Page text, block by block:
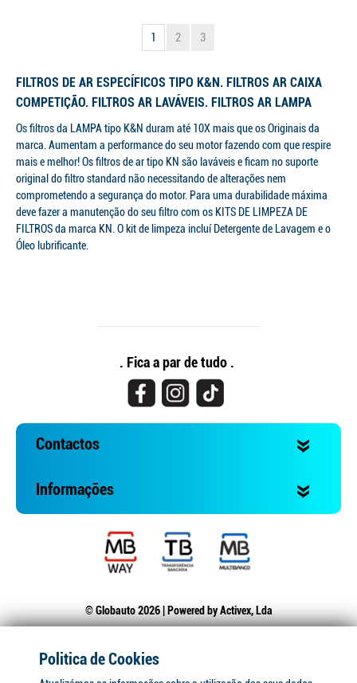
1 2 3
FILTROS DE AR ESPECÍFICOS TIPO K&N. FILTROS AR CAIXA
COMPETIÇÃO. FILTROS AR LAVÁVEIS. FILTROS AR LAMPA
Os filtros da LAMPA tipo K&N duram até 10X mais que os Originais da
marca. Aumentam a performance do seu motor fazendo com que respire
mais e melhor! Os filtros de ar tipo KN são laváveis e ficam no suporte
original do filtro standard não necessitando de alterações nem
comprometendo a segurança do motor. Para uma durabilidade máxima
deve fazer a manutenção do seu filtro com os KITS DE LIMPEZA DE
FILTROS da marca KN. O kit de limpeza incluí Detergente de Lavagem e o
Óleo lubrificante.
. Fica a par de tudo .
Contactos
Informações
© Globauto 2026 | Powered byActivex, Lda
Politica de Cookies